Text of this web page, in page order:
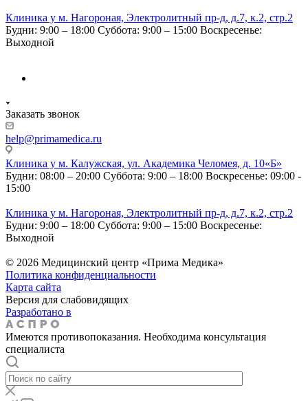
Клиника у м. Нагороная, Электролитный пр-д, д.7, к.2, стр.2
Будни: 9:00 – 18:00 Суббота: 9:00 – 15:00 Воскресенье:
Выходной
Заказать звонок
help@primamedica.ru
Клиника у м. Калужская, ул. Академика Челомея, д. 10«Б»
Будни: 08:00 – 20:00 Суббота: 9:00 – 18:00 Воскресенье: 09:00 -
15:00
Клиника у м. Нагороная, Электролитный пр-д, д.7, к.2, стр.2
Будни: 9:00 – 18:00 Суббота: 9:00 – 15:00 Воскресенье:
Выходной
© 2026 Медицинский центр «Прима Медика»
Политика конфиденциальности
Карта сайта
Версия для слабовидящих
Разработано в
Имеются противопоказания. Необходима консультация
специалиста